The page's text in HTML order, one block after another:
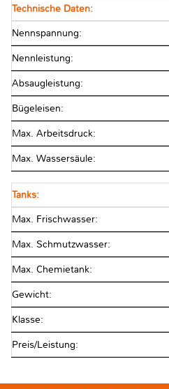
Technische Daten:
Nennspannung:
Nennleistung:
Absaugleistung:
Bügeleisen:
Max. Arbeitsdruck:
Max. Wassersäule:
Tanks:
Max. Frischwasser:
Max. Schmutzwasser:
Max. Chemietank:
Gewicht:
Klasse:
Preis/Leistung: